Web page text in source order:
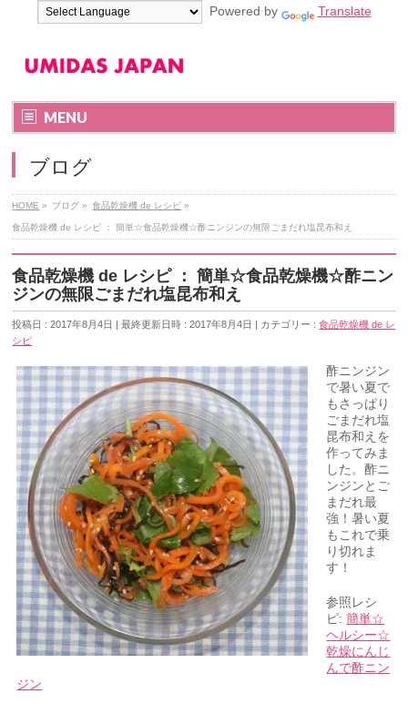
Powered by Translate
MENU
ブログ
HOME » ブログ » 食品乾燥機 de レシピ »
食品乾燥機 de レシピ ： 簡単☆食品乾燥機☆酢ニンジンの無限ごまだれ塩昆布和え
食品乾燥機 de レシピ ： 簡単☆食品乾燥機☆酢ニン
ジンの無限ごまだれ塩昆布和え
投稿日 : 2017年8月4日 最終更新日時 : 2017年8月4日 カテゴリー :食品乾燥機 de レ
シピ
酢ニンジン
で暑い夏で
もさっぱり
ごまだれ塩
昆布和えを
作ってみま
した。酢ニ
ンジンとご
まだれ最
強！暑い夏
もこれで乗
り切れま
す！
参照レシ
ピ:簡単☆
ヘルシー☆
乾燥にんじ
んで酢ニン
ジン